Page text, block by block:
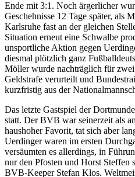
Ende mit 3:1. Noch ärgerlicher
Geschehnisse 12 Tage später, als
Karlsruhe fast an der gleichen
Situation erneut eine Schwalbe
unsportliche Aktion gegen
diesmal plötzlich ganz
Möller wurde nachträglich für
Geldstrafe verurteilt und
kurzfristig aus der
Das letzte Gastspiel der
statt. Der BVB war seinerzeit als
haushoher Favorit, tat sich aber
Uerdinger waren im ersten
versäumten es allerdings, in
nur den Pfosten und Horst Steffen
BVB-Keeper Stefan Klos.